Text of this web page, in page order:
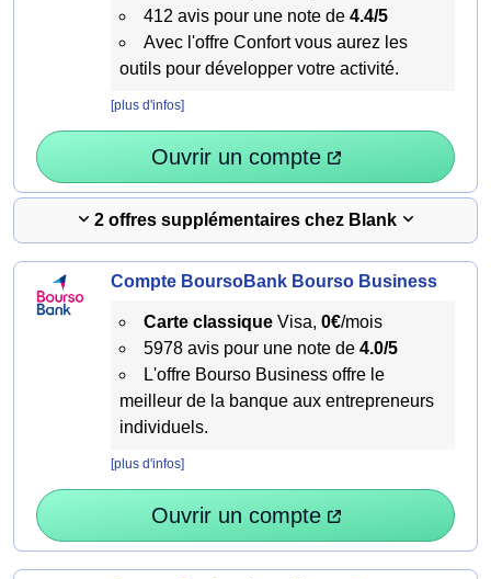
412 avis pour une note de 4.4/5
Avec l'offre Confort vous aurez les
outils pour développer votre activité.
[plus d'infos]
Ouvrir un compte
2 offres supplémentaires chez Blank
Compte BoursoBank Bourso Business
Carte classiqueVisa, 0€/mois
5978 avis pour une note de 4.0/5
L'offre Bourso Business offre le
meilleur de la banque aux entrepreneurs
individuels.
[plus d'infos]
Ouvrir un compte